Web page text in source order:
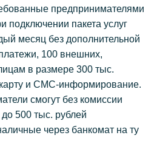
предпринимателями
подключении пакета услуг
месяц без дополнительной
100 внешних,
в размере 300 тыс.
карту и СМС-информирование.
смогут без комиссии
500 тыс. рублей
через банкомат на ту